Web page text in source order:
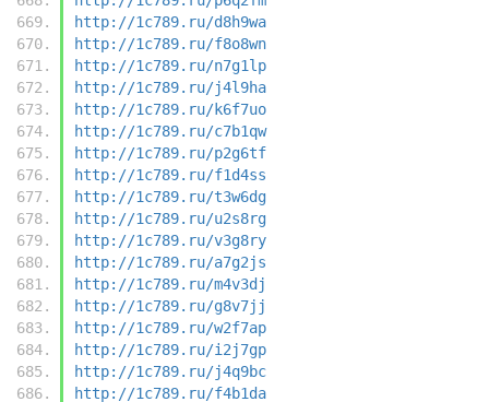
http://1c789.ru/d8h9wa
http://1c789.ru/f8o8wn
http://1c789.ru/n7g1lp
http://1c789.ru/j4l9ha
http://1c789.ru/k6f7uo
http://1c789.ru/c7b1qw
http://1c789.ru/p2g6tf
http://1c789.ru/f1d4ss
http://1c789.ru/t3w6dg
http://1c789.ru/u2s8rg
http://1c789.ru/v3g8ry
http://1c789.ru/a7g2js
http://1c789.ru/m4v3dj
http://1c789.ru/g8v7jj
http://1c789.ru/w2f7ap
http://1c789.ru/i2j7gp
http://1c789.ru/j4q9bc
http://1c789.ru/f4b1da